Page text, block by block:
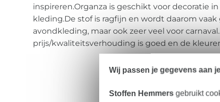
inspireren.Organza is geschikt voor decoratie
kleding.De stof is ragfijn en wordt daarom
avondkleding, maar ook zeer veel voor
prijs/kwaliteitsverhouding is goed en de
Wij passen je gegevens aan
Stoffen Hemmers gebruikt